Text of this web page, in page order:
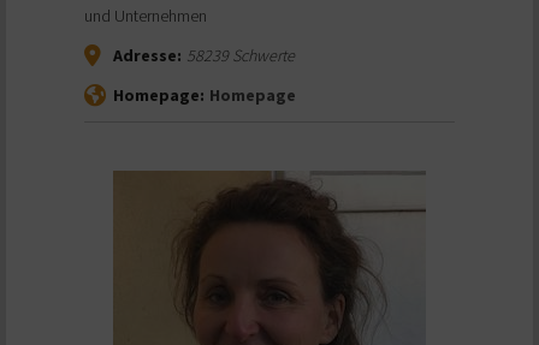
und Unternehmen
Adresse: 58239Schwerte
Homepage: Homepage